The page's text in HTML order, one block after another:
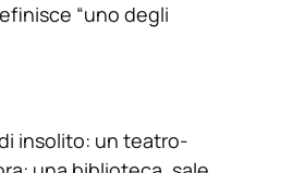
“uno degli
insolito: un teatro-